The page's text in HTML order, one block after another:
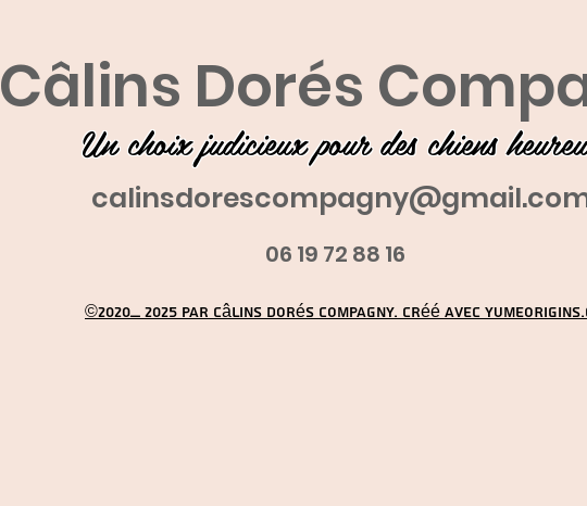
Câlins Dorés
Un choix judicieux pour des chiens
06 19 72 88 16
©2020_ 2025 par Câlins Dorés Compagny. Créé avec